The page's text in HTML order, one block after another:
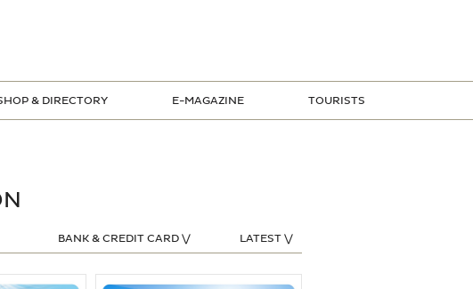
& DIRECTORY E-MAGAZINE TOURISTS
BANK & CREDIT CARD ⋁ LATEST ⋁